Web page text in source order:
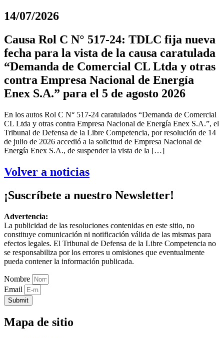
14/07/2026
Causa Rol C N° 517-24: TDLC fija nueva
fecha para la vista de la causa caratulada
“Demanda de Comercial CL Ltda y otras
contra Empresa Nacional de Energía
Enex S.A.” para el 5 de agosto 2026
En los autos Rol C N° 517-24 caratulados “Demanda de Comercial
CL Ltda y otras contra Empresa Nacional de Energía Enex S.A.”, el
Tribunal de Defensa de la Libre Competencia, por resolución de 14
de julio de 2026 accedió a la solicitud de Empresa Nacional de
Energía Enex S.A., de suspender la vista de la […]
Volver a noticias
¡Suscríbete a nuestro Newsletter!
Advertencia:
La publicidad de las resoluciones contenidas en este sitio, no
constituye comunicación ni notificación válida de las mismas para
efectos legales. El Tribunal de Defensa de la Libre Competencia no
se responsabiliza por los errores u omisiones que eventualmente
pueda contener la información publicada.
Nombre
Email
Submit
Mapa de sitio